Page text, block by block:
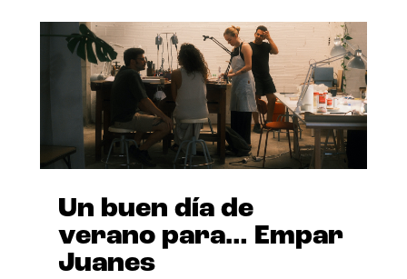
Un buen día de
verano para… Empar
Juanes